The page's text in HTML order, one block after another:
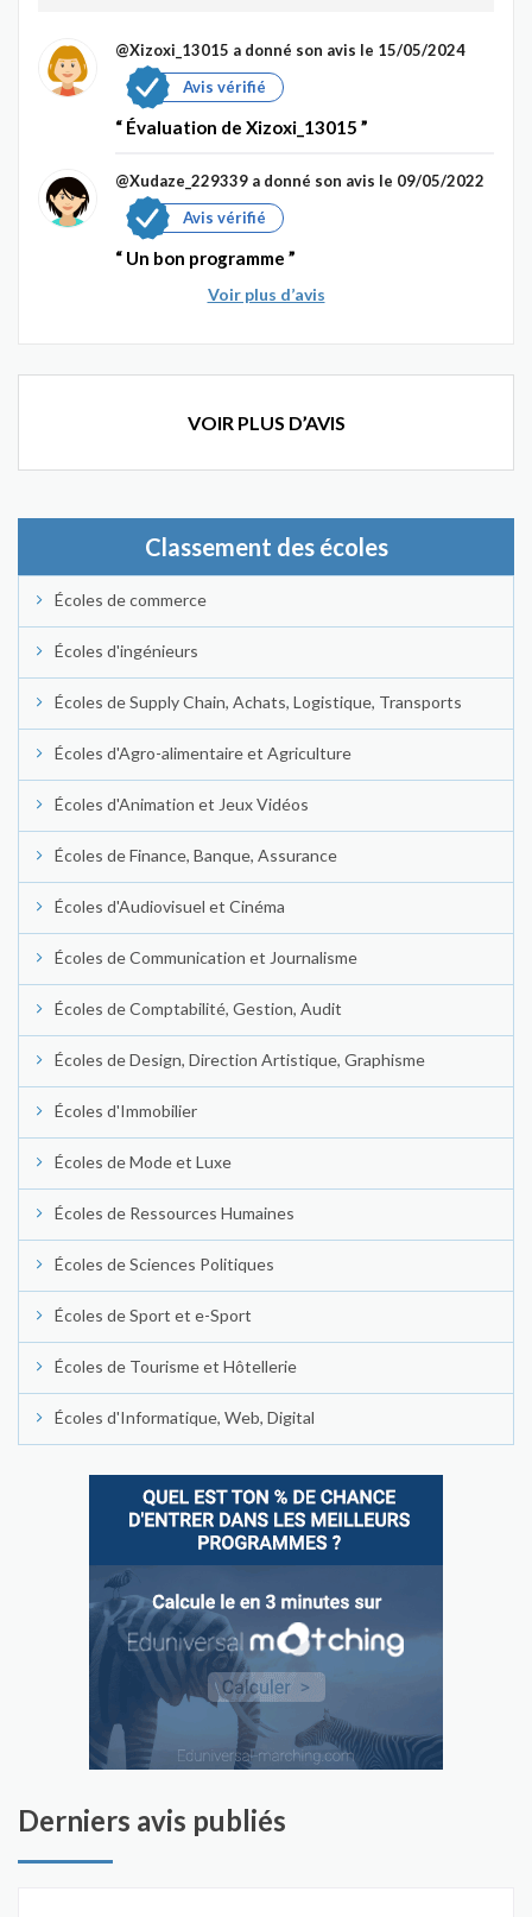
@Xizoxi_13015 a donné son avis le 15/05/2024
Avis vérifié
Évaluation de Xizoxi_13015
@Xudaze_229339 a donné son avis le 09/05/2022
Avis vérifié
Un bon programme
Voir plus d’avis
VOIR PLUS D’AVIS
Classement des écoles
Écoles de commerce
Écoles d'ingénieurs
Écoles de Supply Chain, Achats, Logistique, Transports
Écoles d'Agro-alimentaire et Agriculture
Écoles d'Animation et Jeux Vidéos
Écoles de Finance, Banque, Assurance
Écoles d'Audiovisuel et Cinéma
Écoles de Communication et Journalisme
Écoles de Comptabilité, Gestion, Audit
Écoles de Design, Direction Artistique, Graphisme
Écoles d'Immobilier
Écoles de Mode et Luxe
Écoles de Ressources Humaines
Écoles de Sciences Politiques
Écoles de Sport et e-Sport
Écoles de Tourisme et Hôtellerie
Écoles d'Informatique, Web, Digital
Derniers avis publiés